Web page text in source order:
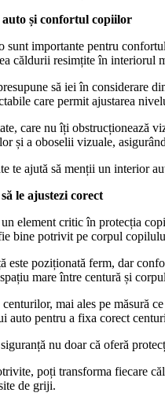
și confortul copiilor
sunt importante pentru
căldurii resimțite în interiorul
să iei în considerare
care permit ajustarea
care nu îți obstrucționează
și a oboselii vizuale,
te ajută să menții un interior
le ajustezi corect
element critic în protecția
bine potrivit pe corpul
este poziționată ferm, dar
mare între centură și
mai ales pe măsură
auto pentru a fixa corect
nu doar că oferă
poți transforma fiecare
de griji.